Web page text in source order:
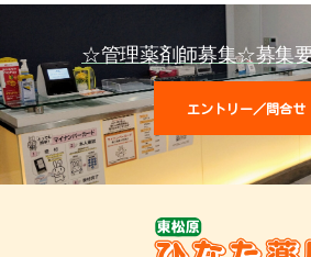
☆管理薬剤師募集☆募集
エントリー／問合せ